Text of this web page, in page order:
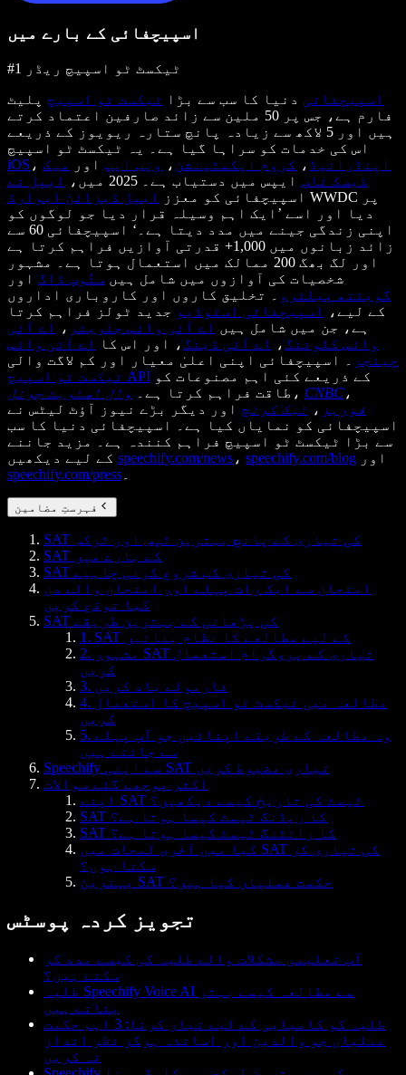
اسپیچفائی کے بارے میں
#1 ٹیکسٹ ٹو اسپیچ ریڈر
اسپیچفائی دنیا کا سب سے بڑا ٹیکسٹ ٹو اسپیچ پلیٹ
فارم ہے، جس پر 50 ملین سے زائد صارفین اعتماد کرتے
ہیں اور 5 لاکھ سے زیادہ پانچ ستارہ ریویوز کے ذریعے
اس کی خدمات کو سراہا گیا ہے۔ یہ ٹیکسٹ ٹو اسپیچ
iOS ، اینڈرائیڈ ، کروم ایکسٹینشن ، ویب ایپ اور
میک
ڈیسک ٹاپ ایپس میں دستیاب ہے۔ 2025 میں،
ایپل نے
اسپیچفائی کو معزز
ایپل ڈیزائن ایوارڈ
WWDC پر
دیا اور اسے ’ایک اہم وسیلہ قرار دیا جو لوگوں کو
اپنی زندگی جینے میں مدد دیتا ہے۔‘ اسپیچفائی 60 سے
زائد زبانوں میں 1,000+ قدرتی آوازیں فراہم کرتا ہے
اور لگ بھگ 200 ممالک میں استعمال ہوتا ہے۔ مشہور
شخصیات کی آوازوں میں شامل ہیں سنُوپ ڈاگ اور
گوینتھ پیلٹرو
۔ تخلیق کاروں اور کاروباری اداروں
کے لیے،
اسپیچفائی اسٹوڈیو جدید ٹولز فراہم کرتا
ہے، جن میں شامل ہیں اے آئی وائس جنریٹر ،
اے آئی
وائس کلوننگ، اے آئی ڈبنگ، اور اس کا
اے آئی وائس
چینجر
۔ اسپیچفائی اپنی اعلیٰ معیار اور کم لاگت والی
ٹیکسٹ ٹو اسپیچ API
طاقت فراہم کرتا ہے۔
وال اسٹریٹ جرنل ، CNBC ،
فوربز ، ٹیک کرنچ اور دیگر بڑے نیوز آؤٹ لیٹس نے
اسپیچفائی کو نمایاں کیا ہے۔ اسپیچفائی دنیا کا سب
سے بڑا ٹیکسٹ ٹو اسپیچ فراہم کنندہ ہے۔ مزید جاننے
speechify.com/news ، speechify.com/blog اور
speechify.com/press
فہرستِ مضامین
SAT کی تیاری کے پانچ بہترین ٹپس اور ٹرکس
SAT کے بارے میں
SAT کی تیاری کب شروع کرنی چاہیے
امتحان سے ایک رات پہلے اور امتحان والے دن
کیا توقع کریں
SAT کی پڑھائی کے بہترین طریقے
1. SAT کے لیے مطالعے کا نظام بنائیں
2. مشہور SAT تیاری کے پروگرام استعمال
کریں
3. فارمولے یاد کریں
4. مطالعہ میں ٹیکسٹ ٹو اسپیچ کا استعمال
کریں
5. وہ مطالعہ کے طریقے اپنائیں جو آپ پہلے
سے جانتے ہیں
Speechify سے اپنی SAT تیاری مضبوط کریں
اکثر پوچھے گئے سوالات
اپنے SAT ٹیسٹ کی تاریخ کیسے دیکھیں؟
SAT کا ریڈنگ ٹیسٹ کیسا ہوتا ہے؟
SAT کا رائٹنگ ٹیسٹ کیسا ہوتا ہے؟
کیا میں آخری لمحات میں SAT کی تیاری کر
سکتا ہوں؟
بہترین SAT حکمت عملیاں کیا ہیں؟
تجویز کردہ پوسٹس
آپ تعلیمی مشکلات والے طلبہ کی کیسے مدد کر
سکتے ہیں؟
طلبہ Speechify Voice AI سے مطالعہ کیسے بہتر
بناتے ہیں
طلبہ کو کامیابی کے لیے تیار کرنا: 3 اہم حکمت
عملیاں جو والدین اور اساتذہ ہرگز نظر انداز
نہ کریں